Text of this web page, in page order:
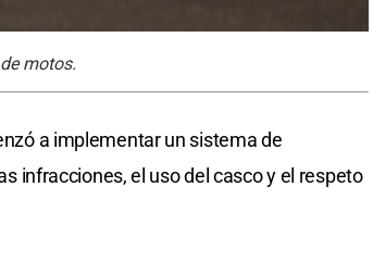
motos.
a implementar un sistema de
infracciones, el uso del casco y el respeto